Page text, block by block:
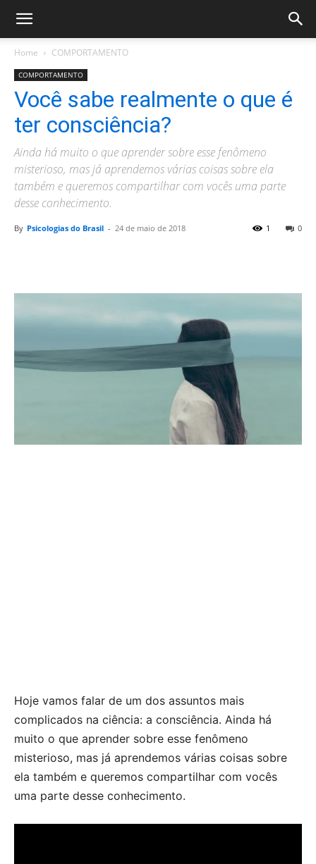
Home COMPORTAMENTO
COMPORTAMENTO
Você sabe realmente o que é
ter consciência?
Ainda há muito o que aprender sobre esse fenômeno
misterioso, mas já aprendemos várias coisas sobre ela
também e queremos compartilhar com vocês uma parte
desse conhecimento.
By Psicologias do Brasil - 24 de maio de 2018 0
1
Hoje vamos falar de um dos assuntos mais
complicados na ciência: a consciência. Ainda há
muito o que aprender sobre esse fenômeno
misterioso, mas já aprendemos várias coisas sobre
ela também e queremos compartilhar com vocês
uma parte desse conhecimento.